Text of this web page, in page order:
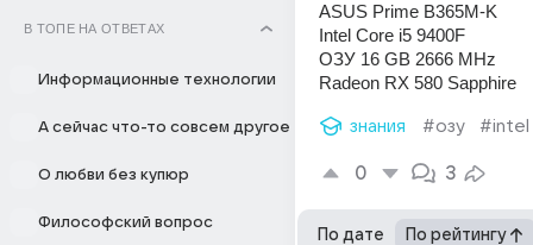
В ТОПЕ НА ОТВЕТАХ
Информационные технологии
А сейчас что-то совсем другое
О любви без купюр
Философский вопрос
ASUS Prime B365M-K
Intel Core i5 9400F
ОЗУ 16 GB 2666 MHz
Radeon RX 580 Sapphire
знания #озу #intel
0 3
По дате По рейтингу